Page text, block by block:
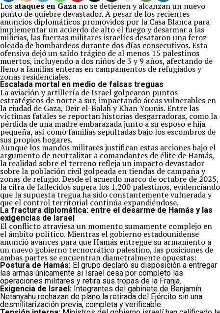
Los ataques en Gaza no se detienen y alcanzan un nuevo
punto de quiebre devastador. A pesar de los recientes
anuncios diplomáticos promovidos por la Casa Blanca para
implementar un acuerdo de alto el fuego y desarmar a las
milicias, las fuerzas militares israelíes desataron una feroz
oleada de bombardeos durante dos días consecutivos. Esta
ofensiva dejó un saldo trágico de al menos 15 palestinos
muertos, incluyendo a dos niños de 3 y 9 años, afectando de
lleno a familias enteras en campamentos de refugiados y
zonas residenciales.
Escalada mortal en medio de falsas treguas
La aviación y artillería de Israel golpearon puntos
estratégicos de norte a sur, impactando áreas vulnerables en
la ciudad de Gaza, Deir el-Balah y Khan Younis. Entre las
víctimas fatales se reportan historias desgarradoras, como la
pérdida de una madre embarazada junto a su esposo e hija
pequeña, así como familias sepultadas bajo los escombros de
sus propios hogares.
Aunque los mandos militares justifican estas acciones bajo el
argumento de neutralizar a comandantes de élite de Hamás,
la realidad sobre el terreno refleja un impacto devastador
sobre la población civil golpeada en tiendas de campaña y
zonas de refugio. Desde el acuerdo marco de octubre de 2025,
la cifra de fallecidos supera los 1.200 palestinos, evidenciando
que la supuesta tregua ha sido constantemente vulnerada y
que el control territorial continúa expandiéndose.
La fractura diplomática: entre el desarme de Hamás y las
exigencias de Israel
El conflicto atraviesa un momento sumamente complejo en
el ámbito político. Mientras el gobierno estadounidense
anunció avances para que Hamás entregue su armamento a
un nuevo gobierno tecnocrático palestino, las posiciones de
ambas partes se encuentran diametralmente opuestas:
Postura de Hamás: El grupo declaró su disposición a entregar
las armas únicamente si Israel cesa por completo las
operaciones militares y retira sus tropas de la Franja.
Exigencia de Israel: Integrantes del gabinete de Benjamín
Netanyahu rechazan de plano la retirada del Ejército sin una
desmilitarización previa, completa y verificable.